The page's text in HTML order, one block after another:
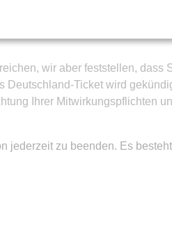
noch kostenlos mit dem ÖPNV
Ticket umstellen. Die
wir aber feststellen,
Deutschland-Ticket wird
Ihrer Mitwirkungspflichten
jederzeit zu beenden. Es